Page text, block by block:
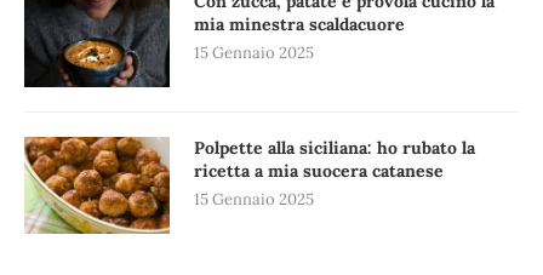
mia minestra scaldacuore
15 Gennaio 2025
Polpette alla siciliana: ho rubato la
ricetta a mia suocera catanese
15 Gennaio 2025